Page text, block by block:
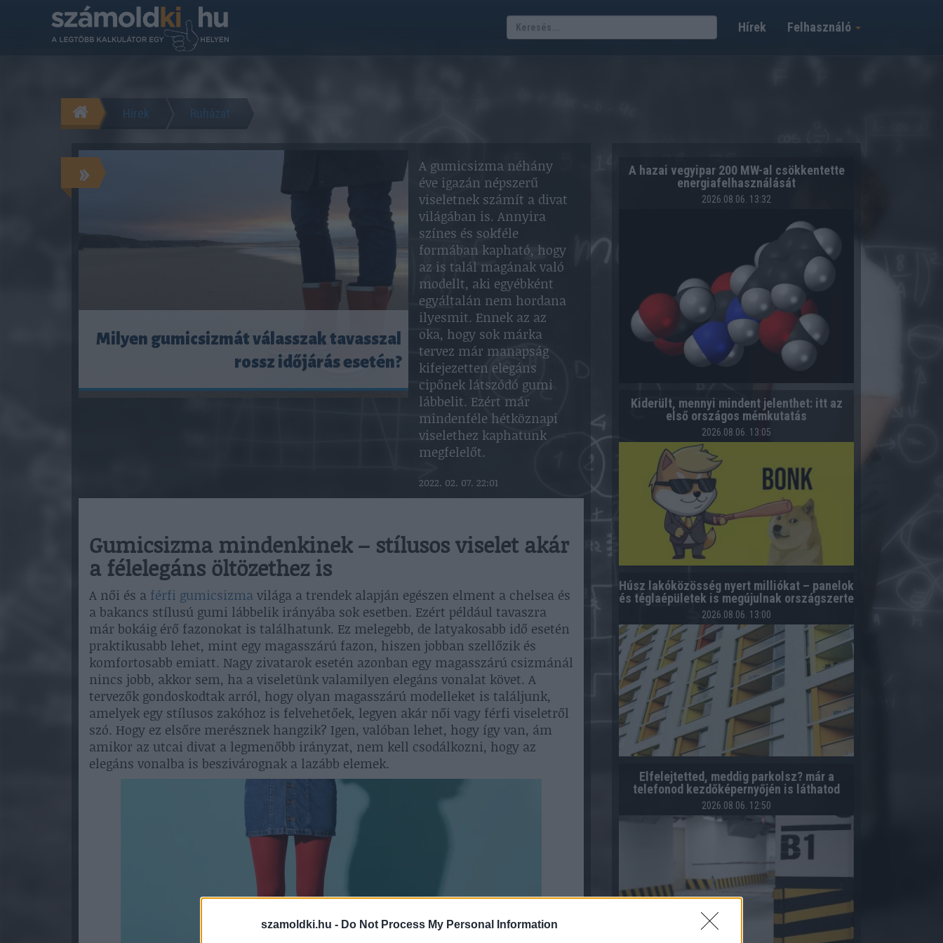
szamoldki.hu - Do Not Process My Personal Information
Felhasználó
Hírek
Hírek Ruházat
»
Milyen gumicsizmát válasszak tavasszal
rossz időjárás esetén?
A gumicsizma néhány
éve igazán népszerű
viseletnek számít a divat
világában is. Annyira
színes és sokféle
formában kapható, hogy
az is talál magának való
modellt, aki egyébként
egyáltalán nem hordana
ilyesmit. Ennek az az
oka, hogy sok márka
tervez már manapság
kifejezetten elegáns
cipőnek látszódó gumi
lábbelit. Ezért már
mindenféle hétköznapi
viselethez kaphatunk
megfelelőt.
2022. 02. 07. 22:01
Gumicsizma mindenkinek – stílusos viselet akár
a félelegáns öltözethez is
A női és a férfi gumicsizmavilága a trendek alapján egészen elment a chelsea és
a bakancs stílusú gumi lábbelik irányába sok esetben. Ezért például tavaszra
már bokáig érő fazonokat is találhatunk. Ez melegebb, de latyakosabb idő esetén
praktikusabb lehet, mint egy magasszárú fazon, hiszen jobban szellőzik és
komfortosabb emiatt. Nagy zivatarok esetén azonban egy magasszárú csizmánál
nincs jobb, akkor sem, ha a viseletünk valamilyen elegáns vonalat követ. A
tervezők gondoskodtak arról, hogy olyan magasszárú modelleket is találjunk,
amelyek egy stílusos zakóhoz is felvehetőek, legyen akár női vagy férfi viseletről
szó. Hogy ez elsőre merésznek hangzik? Igen, valóban lehet, hogy így van, ám
amikor az utcai divat a legmenőbb irányzat, nem kell csodálkozni, hogy az
elegáns vonalba is beszivárognak a lazább elemek.
A hazai vegyipar 200 MW-al csökkentette
energiafelhasználását
2026.08.06. 13:32
Kiderült, mennyi mindent jelenthet: itt az
első országos mémkutatás
2026.08.06. 13:05
Húsz lakóközösség nyert milliókat – panelok
és téglaépületek is megújulnak országszerte
2026.08.06. 13:00
Elfelejtetted, meddig parkolsz? már a
telefonod kezdőképernyőjén is láthatod
2026.08.06. 12:50